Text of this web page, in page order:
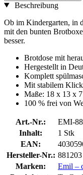
Beschreibung
Ob im Kindergarten, in
mit den bunten
besser.
Brotdose mit
Hergestellt in
Komplett
Mit stabilem
Maße: 18 x 13 x
100 % frei von
Art.-Nr.:
EMI-
Inhalt:
1 Stk
EAN:
Hersteller-Nr.: 881203
Marken:
Emil –